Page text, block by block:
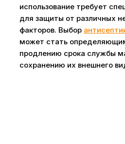
использование требует
для защиты от различных
факторов. Выбор
может стать
продлению срока службы
сохранению их внешнего